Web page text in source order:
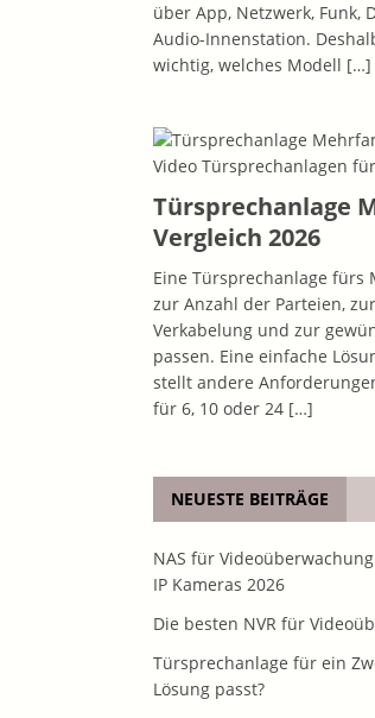
über App, Netzwerk, Funk,
Audio-Innenstation.
wichtig, welches Modell […]
Türsprechanlage
Vergleich 2026
Eine Türsprechanlage fürs
zur Anzahl der Parteien,
Verkabelung und zur
passen. Eine einfache
stellt andere
für 6, 10 oder 24 […]
NEUESTE BEITRÄGE
NAS für
IP Kameras 2026
Die besten NVR für
Türsprechanlage für ein
Lösung passt?